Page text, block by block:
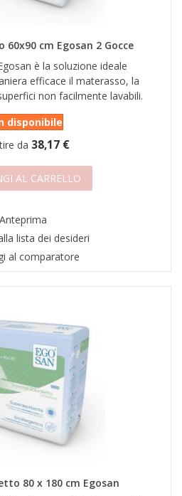
60x90 cm Egosan 2 Gocce
è la soluzione ideale
efficace il materasso, la
non facilmente lavabili.
disponibile
da 38,17 €
AL CARRELLO
Anteprima
lista dei desideri
al comparatore
80 x 180 cm Egosan